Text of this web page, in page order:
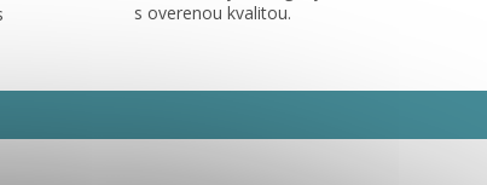
s overenou kvalitou.